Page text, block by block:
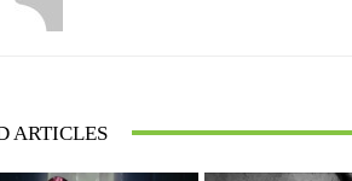
ARTICLES